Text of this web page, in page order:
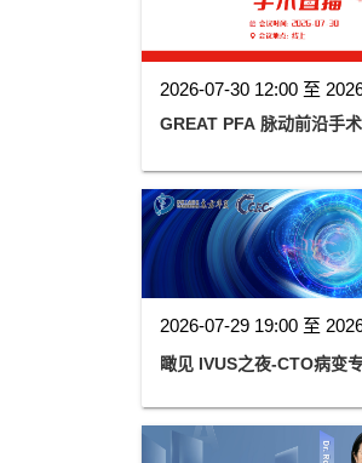
2026-07-30 12:00 至
GREAT PFA 脉动前沿手
2026-07-29 19:00 至
瞰见 IVUS之夜-CTO病变